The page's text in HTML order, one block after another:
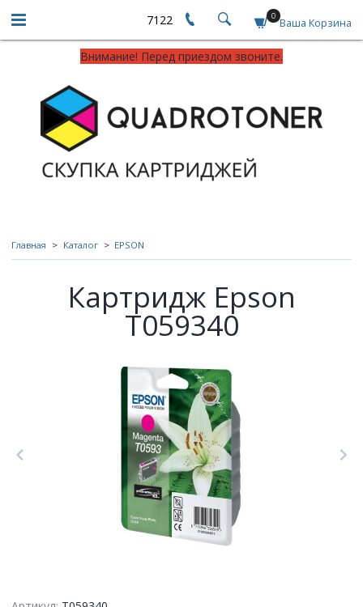
7122 0 Ваша Корзина
Внимание! Перед приездом звоните.
Главная Каталог EPSON
Картридж Epson
T059340